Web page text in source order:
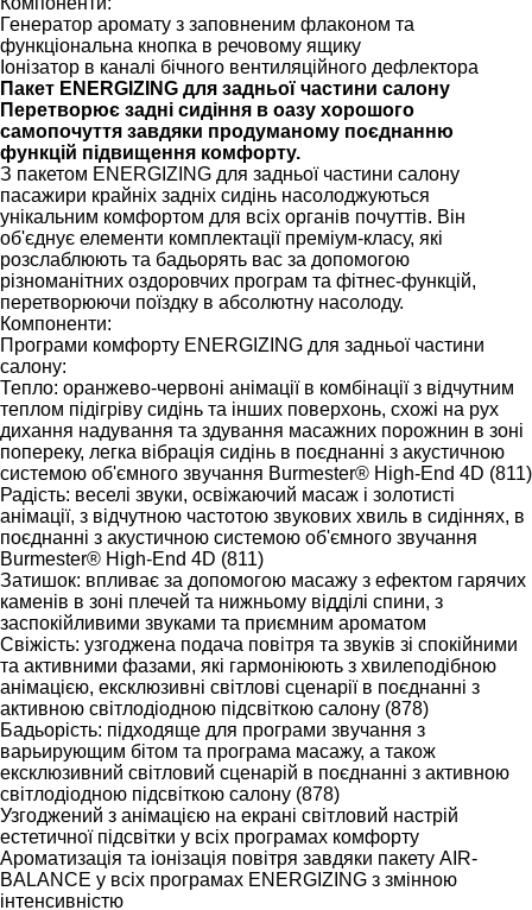
Генератор аромату з заповненим флаконом та
функціональна кнопка в речовому ящику
Іонізатор в каналі бічного вентиляційного дефлектора
Пакет ENERGIZING для задньої частини салону
Перетворює задні сидіння в оазу хорошого
самопочуття завдяки продуманому поєднанню
функцій підвищення комфорту.
З пакетом ENERGIZING для задньої частини салону
пасажири крайніх задніх сидінь насолоджуються
унікальним комфортом для всіх органів почуттів. Він
об'єднує елементи комплектації преміум-класу, які
розслаблюють та бадьорять вас за допомогою
різноманітних оздоровчих програм та фітнес-функцій,
перетворюючи поїздку в абсолютну насолоду.
Компоненти:
Програми комфорту ENERGIZING для задньої частини
салону:
Тепло: оранжево-червоні анімації в комбінації з відчутним
теплом підігріву сидінь та інших поверхонь, схожі на рух
дихання надування та здування масажних порожнин в зоні
попереку, легка вібрація сидінь в поєднанні з акустичною
системою об'ємного звучання Burmester® High-End 4D (811)
Радість: веселі звуки, освіжаючий масаж і золотисті
анімації, з відчутною частотою звукових хвиль в сидіннях, в
поєднанні з акустичною системою об'ємного звучання
Burmester® High-End 4D (811)
Затишок: впливає за допомогою масажу з ефектом гарячих
каменів в зоні плечей та нижньому відділі спини, з
заспокійливими звуками та приємним ароматом
Свіжість: узгоджена подача повітря та звуків зі спокійними
та активними фазами, які гармоніюють з хвилеподібною
анімацією, ексклюзивні світлові сценарії в поєднанні з
активною світлодіодною підсвіткою салону (878)
Бадьорість: підходяще для програми звучання з
варьирующим бітом та програма масажу, а також
ексклюзивний світловий сценарій в поєднанні з активною
світлодіодною підсвіткою салону (878)
Узгоджений з анімацією на екрані світловий настрій
естетичної підсвітки у всіх програмах комфорту
Ароматизація та іонізація повітря завдяки пакету AIR-
BALANCE у всіх програмах ENERGIZING з змінною
інтенсивністю